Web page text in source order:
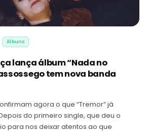
Álbuns
lança álbum “Nada no
tem nova banda
agora o que “Tremor” já
do primeiro single, que deu o
para nos deixar atentos ao que